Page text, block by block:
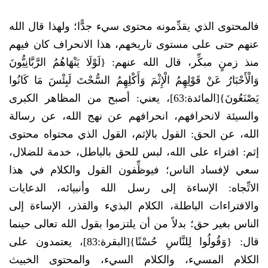
فالمحتوى الذي يقدِّمونه محتوى سيء جدًّا؛ ولهذا قال الله
عنهم حتى على مستوى تاريخهم، هذا الانحراف كان فيهم
منذ زمنٍ مبكِّر، قال الله عنهم: {لَوْلَا يَنْهَاهُمُ الرَّبَّانِيُّونَ
وَالْأَحْبَارُ عَنْ قَوْلِهِمُ الْإِثْمَ وَأَكْلِهِمُ السُّحْتَ لَبِئْسَ مَا كَانُوا
يَصْنَعُونَ}[المائدة:63]، يعني: أصبح من المظاهر الكبرى
والسيئة لانحرافهم، انحرافهم عن نهج الله، عن رسالة
الله، عن الحق: القول بالإثم، القول الذي محتواه محتوى
إثم: افتراء على الله، لبس للحق بالباطل، خدمة للضلال،
سعي لإفساد الناس؛ فيوظِّفون القول والكلام في هذا
الاتِّجاه: الإساءة إلى رسل الله وأنبيائه، الدعايات
والافتراءات الباطلة، الكلام البذيء والقذر، الإساءة إلى
الناس بغير حق؛ بدلاً من أن يلتزموا بقول الله تعالى حينما
قال: {وَقُولُوا لِلنَّاسِ حُسْنًا}[البقرة:83]، يعتمدون على
الكلام المسيء، والكلام السيء، والمحتوى الخبيث